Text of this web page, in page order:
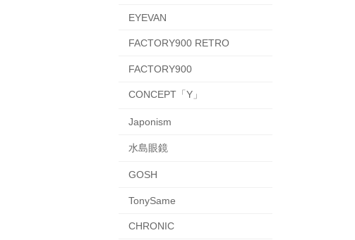
EYEVAN
FACTORY900 RETRO
FACTORY900
CONCEPT「Y」
Japonism
水島眼鏡
GOSH
TonySame
CHRONIC